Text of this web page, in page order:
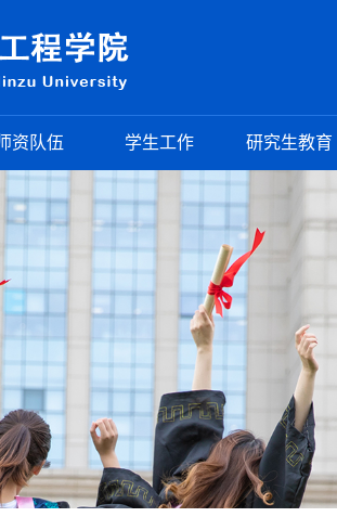
资队伍 学生工作 研究生教育